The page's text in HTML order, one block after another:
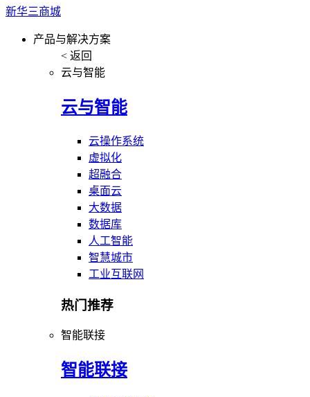
新华三商城
产品与解决方案
< 返回
云与智能
云与智能
云操作系统
虚拟化
超融合
桌面云
大数据
数据库
人工智能
智慧城市
工业互联网
热门推荐
智能联接
智能联接